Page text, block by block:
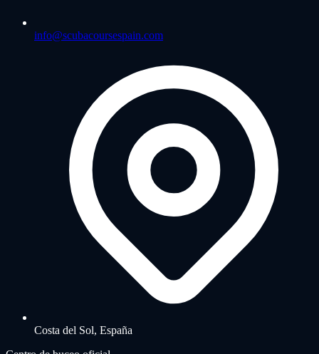
info@scubacoursespain.com
Costa del Sol, España